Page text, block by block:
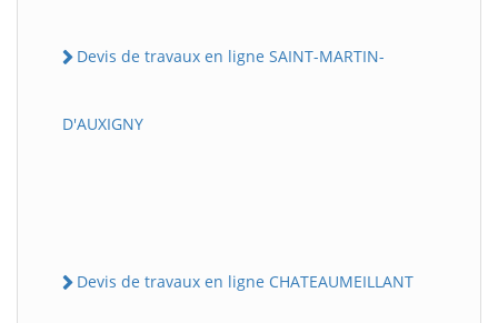
Devis de travaux en ligne SAINT-MARTIN-
D'AUXIGNY
Devis de travaux en ligne CHATEAUMEILLANT